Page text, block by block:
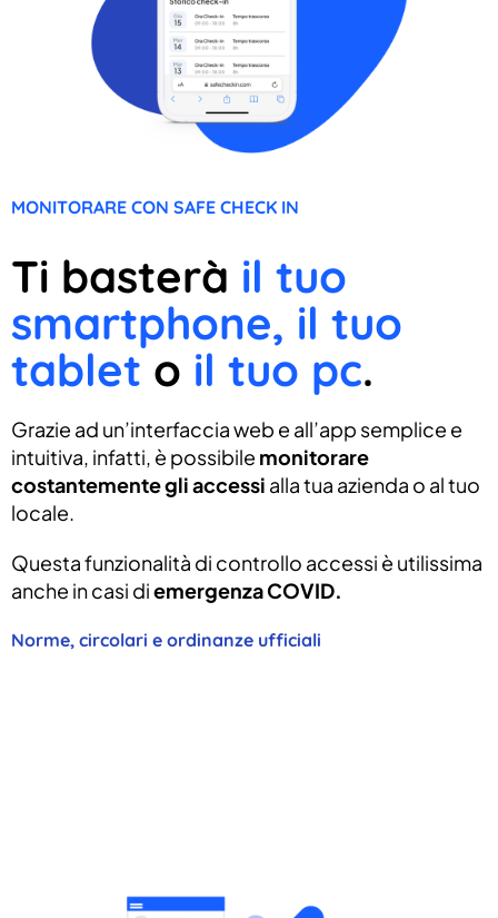
MONITORARE CON SAFE CHECK IN
Ti basterà il tuo
smartphone, il tuo
tablet o il tuo pc.
Grazie ad un’interfaccia web e all’app semplice e
intuitiva, infatti, è possibile monitorare
costantemente gli accessi alla tua azienda o al tuo
locale.
Questa funzionalità di controllo accessi è utilissima
anche in casi diemergenza COVID.
Norme, circolari e ordinanze ufficiali